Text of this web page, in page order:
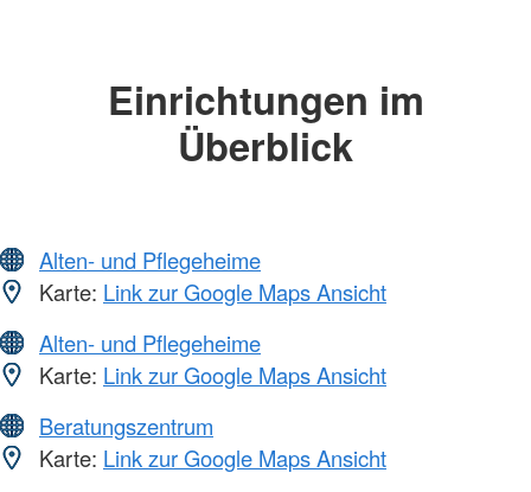
Einrichtungen im
Überblick
Alten- und Pflegeheime
Karte: Link zur Google Maps Ansicht
Alten- und Pflegeheime
Karte: Link zur Google Maps Ansicht
Beratungszentrum
Karte: Link zur Google Maps Ansicht